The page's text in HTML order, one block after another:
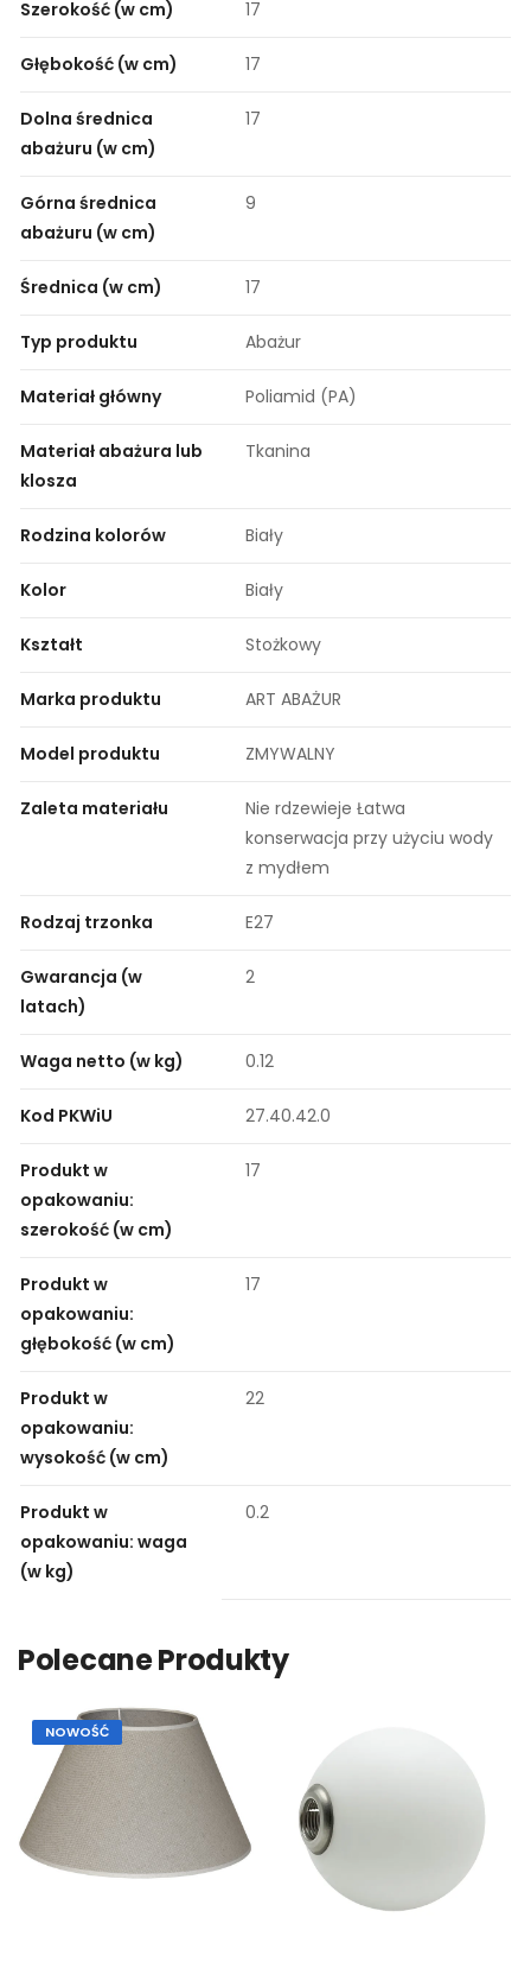
Szerokość (w cm) 17
Głębokość (w cm) 17
Dolna średnica
abażuru (w cm)
17
Górna średnica
abażuru (w cm)
9
Średnica (w cm) 17
Typ produktu Abażur
Materiał główny Poliamid (PA)
Materiał abażura lub
klosza
Tkanina
Rodzina kolorów Biały
Kolor Biały
Kształt Stożkowy
Marka produktu ART ABAŻUR
Model produktu ZMYWALNY
Zaleta materiału
Nie rdzewieje Łatwa
konserwacja przy użyciu wody
z mydłem
Rodzaj trzonka E27
Gwarancja (w
latach)
2
Waga netto (w kg) 0.12
Kod PKWiU 27.40.42.0
Produkt w
opakowaniu:
szerokość (w cm)
17
Produkt w
opakowaniu:
głębokość (w cm)
17
Produkt w
opakowaniu:
wysokość (w cm)
22
Produkt w
opakowaniu: waga
(w kg)
0.2
Polecane Produkty
NOWOŚĆ